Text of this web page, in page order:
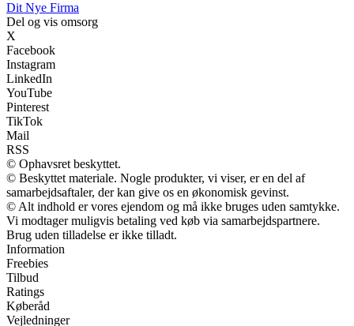
Dit Nye Firma
Del og vis omsorg
X
Facebook
Instagram
LinkedIn
YouTube
Pinterest
TikTok
Mail
RSS
© Ophavsret beskyttet.
© Beskyttet materiale. Nogle produkter, vi viser, er en del af
samarbejdsaftaler, der kan give os en økonomisk gevinst.
© Alt indhold er vores ejendom og må ikke bruges uden samtykke.
Vi modtager muligvis betaling ved køb via samarbejdspartnere.
Brug uden tilladelse er ikke tilladt.
Information
Freebies
Tilbud
Ratings
Køberåd
Vejledninger